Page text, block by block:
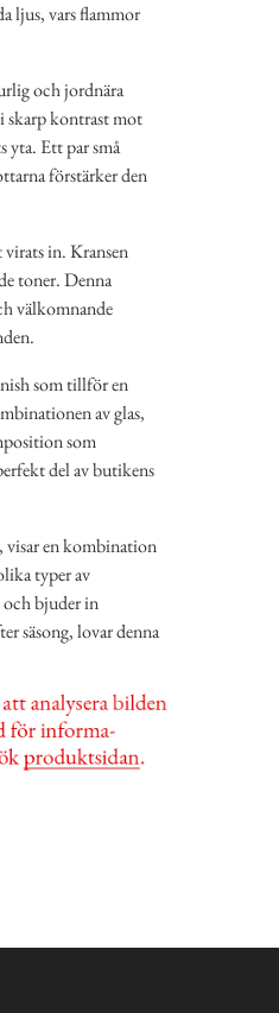
ljus, vars flammor
och jordnära
skarp kontrast mot
yta. Ett par små
förstärker den
in. Kransen
toner. Denna
välkomnande
som tillför en
av glas,
som
del av butikens
visar en kombination
typer av
och bjuder in
säsong, lovar denna